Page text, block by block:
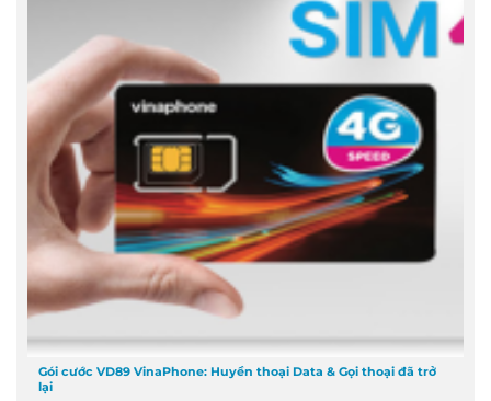
Gói cước VD89 VinaPhone: Huyền thoại Data & Gọi thoại đã trở
lại